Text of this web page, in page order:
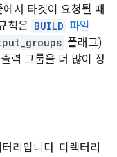
서 타겟이 요청될 때
칙은 BUILD 파일
플래그)
력 그룹을 더 많이 정
리입니다. 디렉터리